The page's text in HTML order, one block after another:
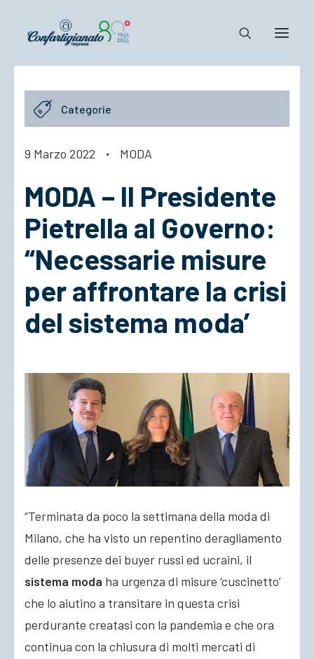
Notizie e Documenti
Confartigianato
Cosa Facciamo
Categorie
9 Marzo 2022 · MODA
MODA – Il Presidente
Pietrella al Governo:
“Necessarie misure
per affrontare la crisi
del sistema moda’
“Terminata da poco la settimana della moda di
Milano, che ha visto un repentino deragliamento
delle presenze dei buyer russi ed ucraini, il
sistema moda ha urgenza di misure ‘cuscinetto’
che lo aiutino a transitare in questa crisi
perdurante creatasi con la pandemia e che ora
continua con la chiusura di molti mercati di